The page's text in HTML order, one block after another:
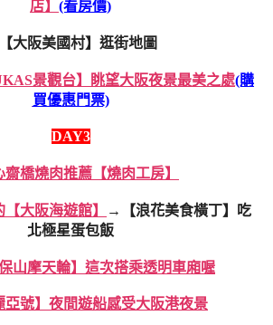
店】 (看房價)
【大阪美國村】逛街地圖
景觀台】眺望大阪夜景最美之處(購
買優惠門票)
DAY3
齋橋燒肉推薦【燒肉工房】
大阪海遊館】 →
【浪花美食橫丁】吃
北極星蛋包飯
山摩天輪】這次搭乘透明車廂喔
亞號】夜間遊船感受大阪港夜景